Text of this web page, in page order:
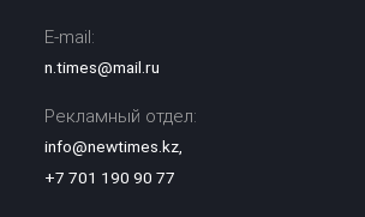
E-mail:
n.times@mail.ru
Рекламный отдел:
info@newtimes.kz,
+7 701 190 90 77